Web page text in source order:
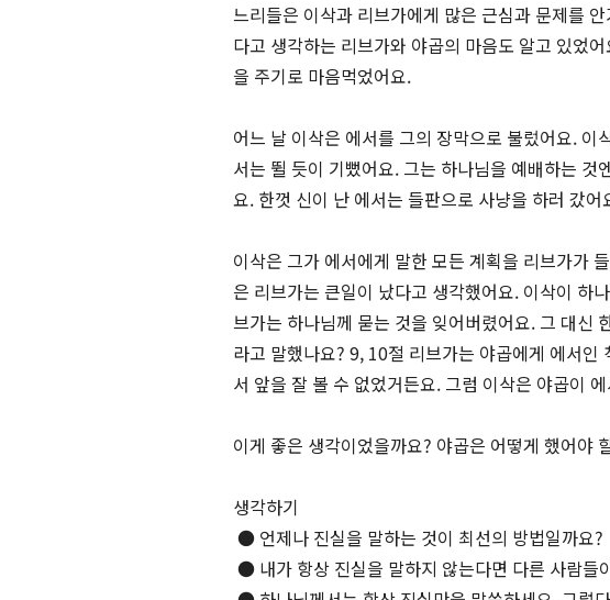
느리들은 이삭과 리브가에게 많은 근심과 문제를
다고 생각하는 리브가와 야곱의 마음도 알고 있었
을 주기로 마음먹었어요.
어느 날 이삭은 에서를 그의 장막으로 불렀어요.
서는 뛸 듯이 기뻤어요. 그는 하나님을 예배하는
요. 한껏 신이 난 에서는 들판으로 사냥을 하러 갔어
이삭은 그가 에서에게 말한 모든 계획을 리브가가
은 리브가는 큰일이 났다고 생각했어요. 이삭이 하
브가는 하나님께 묻는 것을 잊어버렸어요. 그 대신
라고 말했나요? 9, 10절 리브가는 야곱에게 에서
서 앞을 잘 볼 수 없었거든요. 그럼 이삭은 야곱이
이게 좋은 생각이었을까요? 야곱은 어떻게 했어야
생각하기
● 언제나 진실을 말하는 것이 최선의 방법일까요?
● 내가 항상 진실을 말하지 않는다면 다른 사람들